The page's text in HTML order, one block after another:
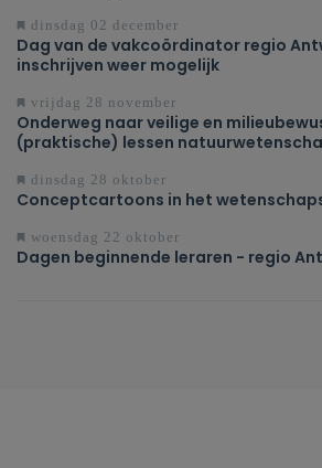
dinsdag 02 december
Dag van de vakcoördinator regio
inschrijven weer mogelijk
vrijdag 28 november
Onderweg naar veilige en
(praktische) lessen
dinsdag 28 oktober
Conceptcartoons in het
woensdag 22 oktober
Dagen beginnende leraren - regio